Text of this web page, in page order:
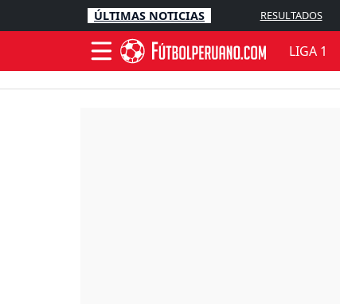
ÚLTIMAS NOTICIAS RESULTADOS
LIGA 1